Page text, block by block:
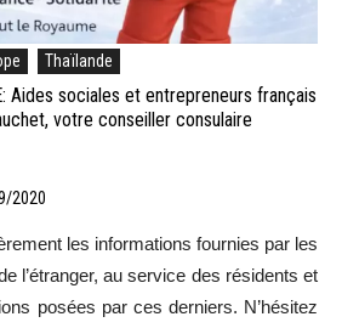
Thaïlande
Aides sociales et entrepreneurs français
votre conseiller consulaire
2020
les informations fournies par les
l’étranger, au service des résidents et
posées par ces derniers. N’hésitez